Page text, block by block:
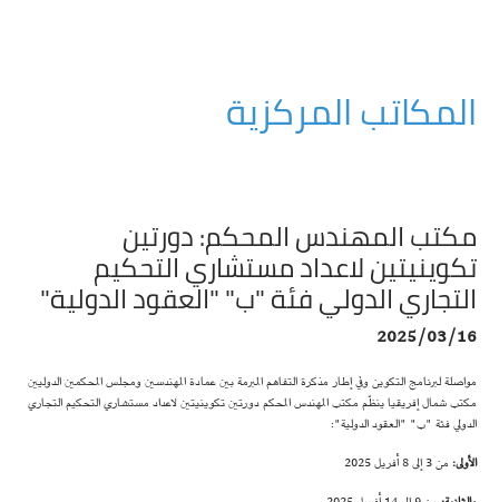
المكاتب المركزية
مكتب المهندس المحكم: دورتين
تكوينيتين لاعداد مستشاري التحكيم
التجاري الدولي فئة "ب" "العقود الدولية"
2025/03/16
مواصلة لبرنامج التكوين وفي إطار مذكرة التفاهم المبرمة بين عمادة المهندسين ومجلس المحكمين الدوليين
مكتب شمال إفريقيا ينظّم مكتب المهندس المحكم دورتين تكوينيتين لاعداد مستشاري التحكيم التجاري
الدولي فئة "ب" "العقود الدولية":
الأولى: من 3 إلى 8 أفريل 2025